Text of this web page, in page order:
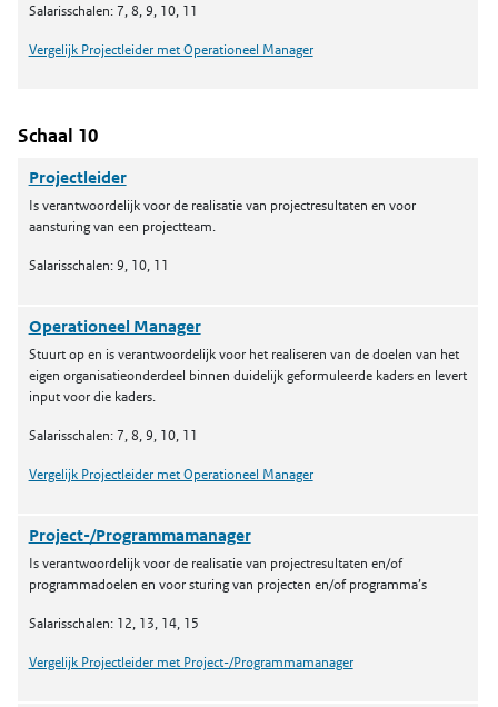
Salarisschalen: 7, 8, 9, 10, 11
Vergelijk Projectleider met Operationeel Manager
Schaal 10
Projectleider
Is verantwoordelijk voor de realisatie van projectresultaten en voor
aansturing van een projectteam.
Salarisschalen: 9, 10, 11
Operationeel Manager
Stuurt op en is verantwoordelijk voor het realiseren van de doelen van het
eigen organisatieonderdeel binnen duidelijk geformuleerde kaders en levert
input voor die kaders.
Salarisschalen: 7, 8, 9, 10, 11
Vergelijk Projectleider met Operationeel Manager
Project-/Programmamanager
Is verantwoordelijk voor de realisatie van projectresultaten en/of
programmadoelen en voor sturing van projecten en/of programma’s
Salarisschalen: 12, 13, 14, 15
Vergelijk Projectleider met Project-/Programmamanager